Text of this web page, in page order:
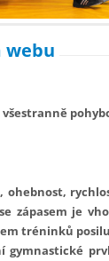
webu
všestranně
ohebnost,
zápasem je
tréninků
gymnastické